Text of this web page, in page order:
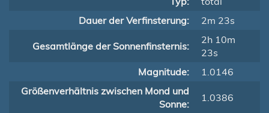
Dauer der Verfinsterung:
2m 23s
Gesamtlänge der Sonnenfinsternis:
2h 10m
23s
Magnitude:
1.0146
Größenverhältnis zwischen Mond und
Sonne:
1.0386